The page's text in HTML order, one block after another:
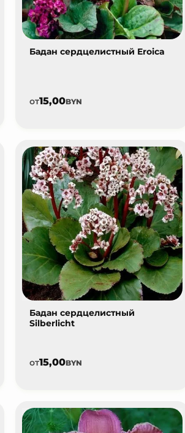
Бадан сердцелистный Eroica
от15,00BYN
Бадан сердцелистный
Silberlicht
от15,00BYN